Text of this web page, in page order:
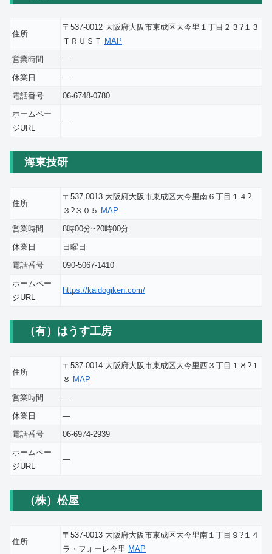
住所
〒537-0012 大阪府大阪市東成区大今里１丁目２３?１３
ＴＲＵＳＴ MAP
営業時間
―
休業日
―
電話番号
06-6748-0780
ホームペー
ジURL
―
海東技研
住所
〒537-0013 大阪府大阪市東成区大今里南６丁目１４?
３?３０５ MAP
営業時間
8時00分~20時00分
休業日
日曜日
電話番号
090-5067-1410
ホームペー
ジURL
https://kaidogiken.com/
（有）はうす工房
住所
〒537-0014 大阪府大阪市東成区大今里西３丁目１８?１
８ MAP
営業時間
―
休業日
―
電話番号
06-6974-2939
ホームペー
ジURL
―
（株）松屋
住所
〒537-0013 大阪府大阪市東成区大今里南１丁目９?１４
ラ・フォーレ今里 MAP